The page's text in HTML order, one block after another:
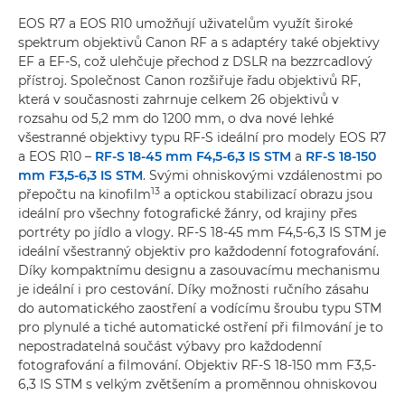
EOS R7 a EOS R10 umožňují uživatelům využít široké
spektrum objektivů Canon RF a s adaptéry také objektivy
EF a EF-S, což ulehčuje přechod z DSLR na bezzrcadlový
přístroj. Společnost Canon rozšiřuje řadu objektivů RF,
která v současnosti zahrnuje celkem 26 objektivů v
rozsahu od 5,2 mm do 1200 mm, o dva nové lehké
všestranné objektivy typu RF-S ideální pro modely EOS R7
a EOS R10 – RF-S 18-45 mm F4,5-6,3 IS STM a RF-S 18-150
mm F3,5-6,3 IS STM. Svými ohniskovými vzdálenostmi po
přepočtu na kinofilm13 a optickou stabilizací obrazu jsou
ideální pro všechny fotografické žánry, od krajiny přes
portréty po jídlo a vlogy. RF-S 18-45 mm F4,5-6,3 IS STM je
ideální všestranný objektiv pro každodenní fotografování.
Díky kompaktnímu designu a zasouvacímu mechanismu
je ideální i pro cestování. Díky možnosti ručního zásahu
do automatického zaostření a vodícímu šroubu typu STM
pro plynulé a tiché automatické ostření při filmování je to
nepostradatelná součást výbavy pro každodenní
fotografování a filmování. Objektiv RF-S 18-150 mm F3,5-
6,3 IS STM s velkým zvětšením a proměnnou ohniskovou